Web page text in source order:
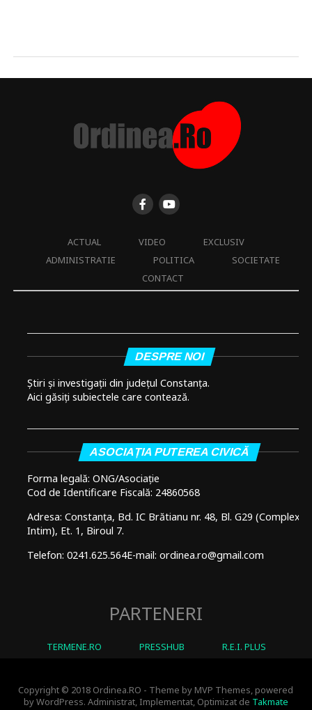
ACTUAL VIDEO
EXCLUSIV
ADMINISTRATIE
POLITICA
SOCIETATE
CONTACT
DESPRE NOI
Știri și investigații din județul Constanța.
Aici găsiți subiectele care contează.
ASOCIAȚIA PUTEREA CIVICĂ
Forma legală: ONG/Asociație
Cod de Identificare Fiscală: 24860568
Adresa: Constanța, Bd. IC Brătianu nr. 48, Bl. G29 (Complex
Intim), Et. 1, Biroul 7.
Telefon: 0241.625.564E-mail: ordinea.ro@gmail.com
PARTENERI
TERMENE.RO PRESSHUB R.E.I. PLUS
Copyright © 2018 Ordinea.RO - Theme by MVP Themes, powered
by WordPress. Administrat, Implementat, Optimizat de Takmate